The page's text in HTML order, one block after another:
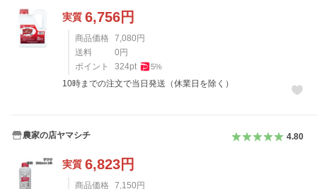
実質 6,756円
商品価格 7,080 円
送料
0 円
ポイント
324pt 5%
10時までの注文で当日発送（休業日を除く）
農家の店ヤマシチ 4.80
実質 6,823円
商品価格 7,150 円